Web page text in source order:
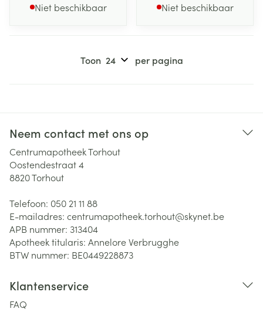
Niet beschikbaar Niet beschikbaar
Toon per pagina
Neem contact met ons op
Centrumapotheek Torhout
Oostendestraat 4
8820Torhout
Telefoon: 050 21 11 88
E-mailadres: centrumapotheek.torhout@skynet.be
APB nummer: 313404
Apotheek titularis: Annelore Verbrugghe
BTW nummer: BE0449228873
Klantenservice
FAQ